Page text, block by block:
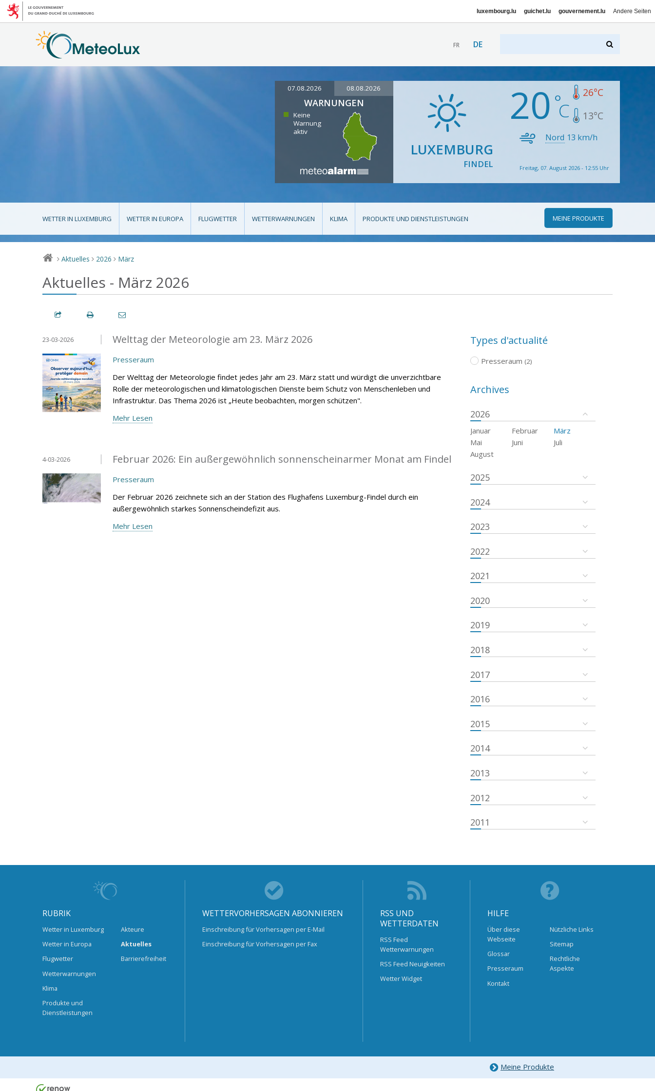
luxembourg.lu guichet.lu gouvernement.lu Andere Seiten
FR DE
07.08.2026 08.08.2026
WARNUNGEN
Keine
Warnung
aktiv
LUXEMBURG
FINDEL
20 26°C
13°C
Nord 13 km/h
Freitag, 07. August 2026 - 12:55 Uhr
WETTER IN LUXEMBURG WETTER IN EUROPA FLUGWETTER WETTERWARNUNGEN KLIMA PRODUKTE UND DIENSTLEISTUNGEN MEINE PRODUKTE
> Aktuelles > 2026 > März
Aktuelles - März 2026
Welttag der Meteorologie am 23. März 2026
23-03-2026
Presseraum
Der Welttag der Meteorologie findet jedes Jahr am 23. März statt und würdigt die unverzichtbare
Rolle der meteorologischen und klimatologischen Dienste beim Schutz von Menschenleben und
Infrastruktur. Das Thema 2026 ist „Heute beobachten, morgen schützen".
Mehr Lesen
Februar 2026: Ein außergewöhnlich sonnenscheinarmer Monat am Findel
4-03-2026
Presseraum
Der Februar 2026 zeichnete sich an der Station des Flughafens Luxemburg-Findel durch ein
außergewöhnlich starkes Sonnenscheindefizit aus.
Mehr Lesen
Types d'actualité
Presseraum (2)
Archives
2026
Januar Februar
März
Mai
Juni
Juli
August
2025
2024
2023
2022
2021
2020
2019
2018
2017
2016
2015
2014
2013
2012
2011
RUBRIK
Wetter in Luxemburg
Wetter in Europa
Flugwetter
Wetterwarnungen
Klima
Produkte und
Dienstleistungen
Akteure
Aktuelles
Barrierefreiheit
WETTERVORHERSAGEN ABONNIEREN
Einschreibung für Vorhersagen per E-Mail
Einschreibung für Vorhersagen per Fax
RSS UND
WETTERDATEN
RSS Feed
Wetterwarnungen
RSS Feed Neuigkeiten
Wetter Widget
HILFE
Über diese
Webseite
Glossar
Presseraum
Kontakt
Nützliche Links
Sitemap
Rechtliche
Aspekte
Meine Produkte